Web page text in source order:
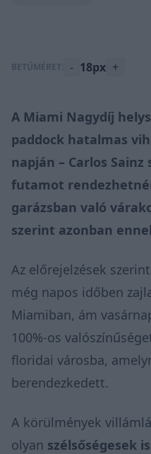
BETŰMÉRET: - 18px +
A Miami Nagydíj
paddock hatalmas
napján – Carlos
futamot
garázsban való
szerint azonban
Az előrejelzések
még napos időben
Miamiban, ám
100%-os
floridai városba,
berendezkedett.
A körülmények
olyan szélsőségesek